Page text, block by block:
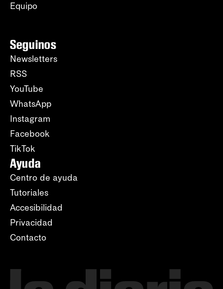
Equipo
Seguinos
Newsletters
RSS
YouTube
WhatsApp
Instagram
Facebook
TikTok
Ayuda
Centro de ayuda
Tutoriales
Accesibilidad
Privacidad
Contacto